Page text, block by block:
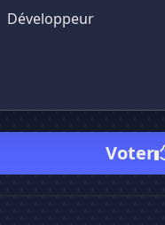
Développeur
Voter